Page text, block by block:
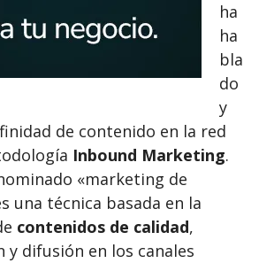
ha
ha
bla
do
y
de contenido en la red
Inbound Marketing.
«marketing de
una técnica basada en la
contenidos de calidad,
y difusión en los canales